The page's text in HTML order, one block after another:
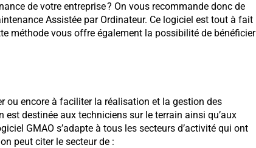
de votre entreprise ? On vous recommande donc de
Assistée par Ordinateur. Ce logiciel est tout à fait
méthode vous offre également la possibilité de bénéficier
ou encore à faciliter la réalisation et la gestion des
destinée aux techniciens sur le terrain ainsi qu’aux
GMAO s’adapte à tous les secteurs d’activité qui ont
peut citer le secteur de :